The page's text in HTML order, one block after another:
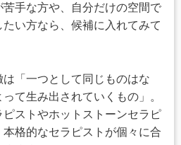
手な方や、自分だけの空間で
い方なら、候補に入れてみて
「一つとして同じものはな
て生み出されていくもの」。
ストやホットストーンセラピ
格的なセラピストが個々に合